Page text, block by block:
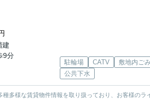
建
9分
駐輪場 CATV
敷地内ご
公共下水
多様な賃貸物件情報を取り扱っており、お客様のラ